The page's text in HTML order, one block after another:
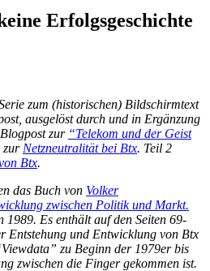
Erfolgsgeschichte
zum (historischen) Bildschirmtext
ausgelöst durch und in Ergänzung
zur “Telekom und der Geist
zur Netzneutralität bei Btx. Teil 2
Btx.
das Buch von Volker
zwischen Politik und Markt.
1989. Es enthält auf den Seiten 69-
Entstehung und Entwicklung von Btx
zu Beginn der 1979er bis
zwischen die Finger gekommen ist.